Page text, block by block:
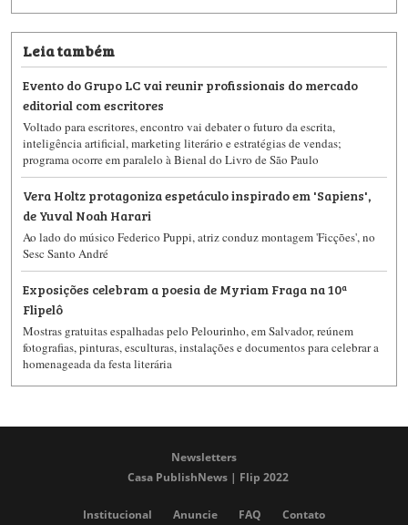
Leia também
Evento do Grupo LC vai reunir profissionais do mercado
editorial com escritores
Voltado para escritores, encontro vai debater o futuro da escrita,
inteligência artificial, marketing literário e estratégias de vendas;
programa ocorre em paralelo à Bienal do Livro de São Paulo
Vera Holtz protagoniza espetáculo inspirado em 'Sapiens',
de Yuval Noah Harari
Ao lado do músico Federico Puppi, atriz conduz montagem 'Ficções', no
Sesc Santo André
Exposições celebram a poesia de Myriam Fraga na 10ª
Flipelô
Mostras gratuitas espalhadas pelo Pelourinho, em Salvador, reúnem
fotografias, pinturas, esculturas, instalações e documentos para celebrar a
homenageada da festa literária
Newsletters
Casa PublishNews | Flip 2022
Institucional Anuncie FAQ Contato